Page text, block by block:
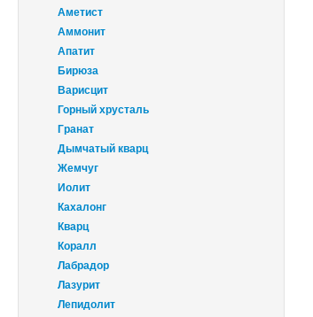
Аметист
Аммонит
Апатит
Бирюза
Варисцит
Горный хрусталь
Гранат
Дымчатый кварц
Жемчуг
Иолит
Кахалонг
Кварц
Коралл
Лабрадор
Лазурит
Лепидолит